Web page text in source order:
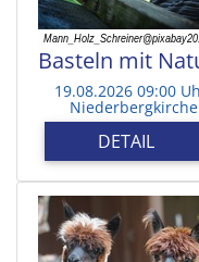
Basteln mit
19.08.2026 09:00
DETAIL